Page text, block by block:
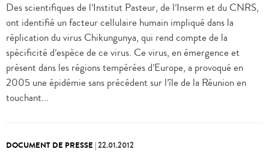
Des scientifiques de l’Institut Pasteur, de l’Inserm et du CNRS,
ont identifié un facteur cellulaire humain impliqué dans la
réplication du virus Chikungunya, qui rend compte de la
spécificité d’espèce de ce virus. Ce virus, en émergence et
présent dans les régions tempérées d’Europe, a provoqué en
2005 une épidémie sans précédent sur l’île de la Réunion en
touchant...
DOCUMENT DE PRESSE |22.01.2012